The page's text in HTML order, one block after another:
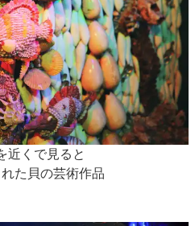
近くで見ると
た貝の芸術作品